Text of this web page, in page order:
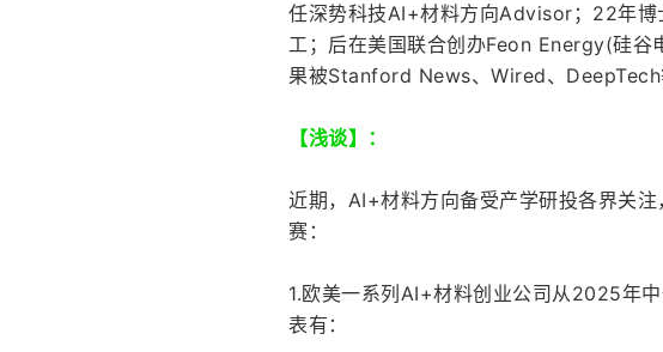
任深势科技AI+材料方向Advisor；22年博
工；后在美国联合创办Feon Energy(硅
果被Stanford News、Wired、DeepTech
【浅谈】：
近期，AI+材料方向备受产学研投各界关
赛：
1.欧美一系列AI+材料创业公司从2025年
表有：